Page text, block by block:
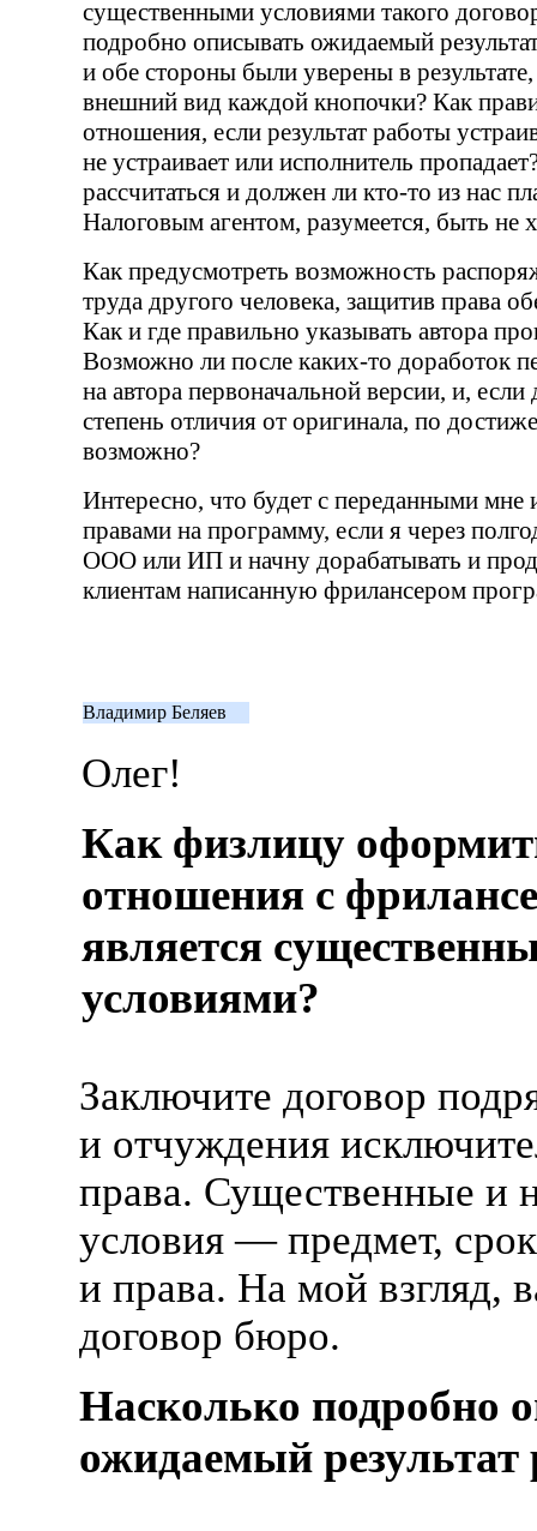
существенными условиями такого
подробно описывать ожидаемый
и обе стороны были уверены в
внешний вид каждой кнопочки? Как
отношения, если результат работы
не устраивает или исполнитель
рассчитаться и должен ли кто-то из нас
Налоговым агентом, разумеется, быть не
Как предусмотреть возможность
труда другого человека, защитив права
Как и где правильно указывать автора
Возможно ли после каких-то доработок
на автора первоначальной версии, и, если
степень отличия от оригинала, по
возможно?
Интересно, что будет с переданными
правами на программу, если я через
ООО или ИП и начну дорабатывать и
клиентам написанную фрилансером
Владимир Беляев
Олег!
Как физлицу
отношения с
является
условиями?
Заключите договор
и отчуждения
права. Существенные и
условия — предмет,
и права. На мой взгляд,
договор бюро.
Насколько подробно
ожидаемый результат